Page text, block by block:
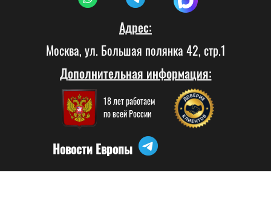
Адрес:
Москва, ул. Большая полянка 42, стр.1
Дополнительная информация:
18 лет работаем
по всей России
Новости Европы